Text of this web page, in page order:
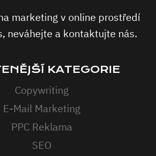
marketing v online prostředí
neváhejte a kontaktujte nás.
KATEGORIE
Copywriting
E-Mail Marketing
PPC Reklama
SEO